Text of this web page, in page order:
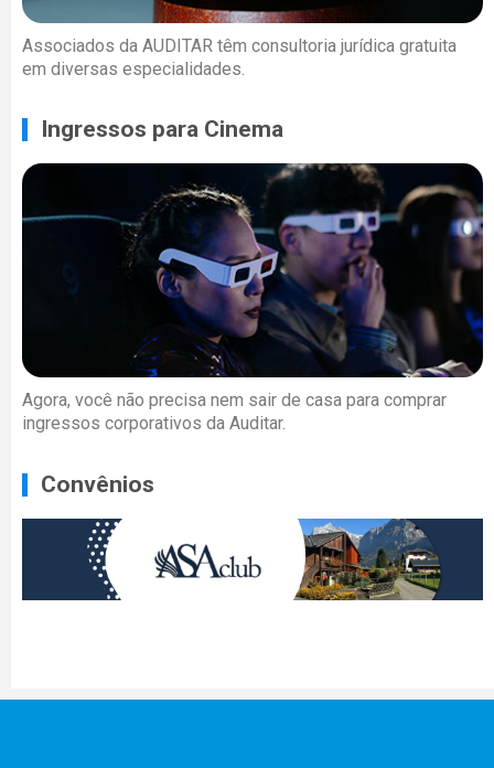
Associados da AUDITAR têm consultoria jurídica gratuita
em diversas especialidades.
Ingressos para Cinema
Agora, você não precisa nem sair de casa para comprar
ingressos corporativos da Auditar.
Convênios